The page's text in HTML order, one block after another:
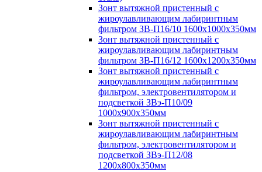
Зонт вытяжной пристенный с
жироулавливающим лабиринтным
фильтром ЗВ-П16/10 1600х1000х350мм
Зонт вытяжной пристенный с
жироулавливающим лабиринтным
фильтром ЗВ-П16/12 1600х1200х350мм
Зонт вытяжной пристенный с
жироулавливающим лабиринтным
фильтром, электровентилятором и
подсветкой ЗВэ-П10/09
1000х900х350мм
Зонт вытяжной пристенный с
жироулавливающим лабиринтным
фильтром, электровентилятором и
подсветкой ЗВэ-П12/08
1200х800х350мм